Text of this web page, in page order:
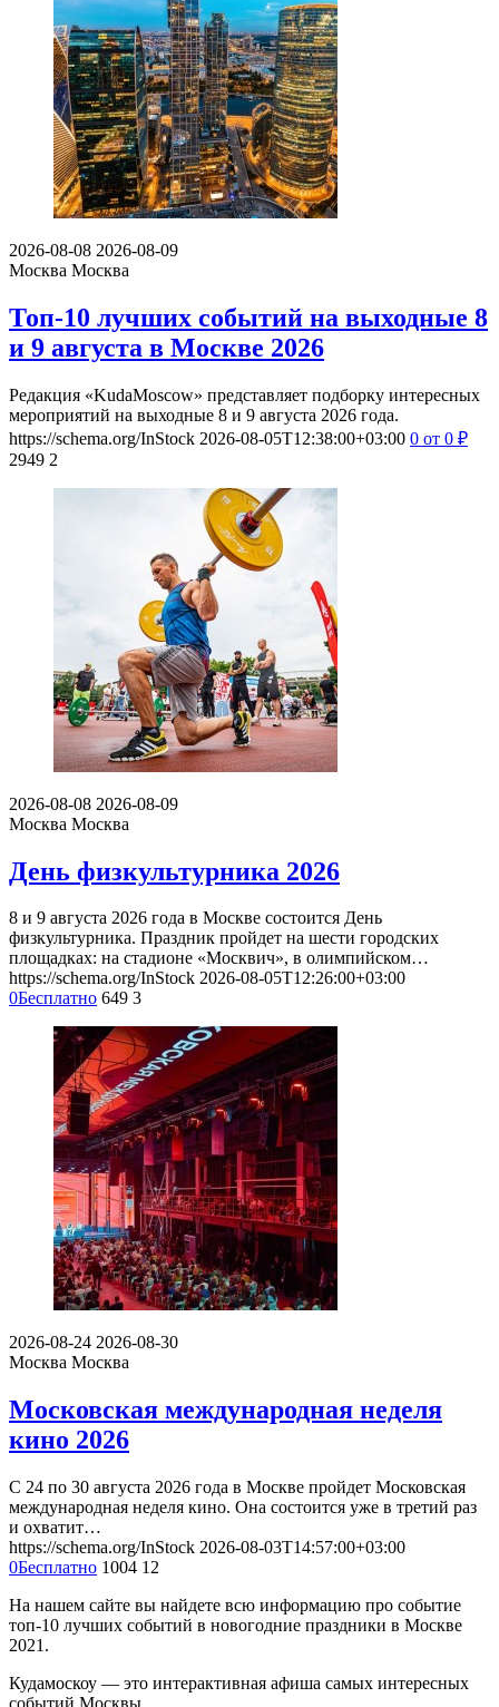
2026-08-08 2026-08-09
Москва Москва
Топ-10 лучших событий на выходные 8
и 9 августа в Москве 2026
Редакция «KudaMoscow» представляет подборку интересных
мероприятий на выходные 8 и 9 августа 2026 года.
https://schema.org/InStock 2026-08-05T12:38:00+03:00 0 от 0 ₽
2949 2
2026-08-08 2026-08-09
Москва Москва
День физкультурника 2026
8 и 9 августа 2026 года в Москве состоится День
физкультурника. Праздник пройдет на шести городских
площадках: на стадионе «Москвич», в олимпийском…
https://schema.org/InStock 2026-08-05T12:26:00+03:00
0Бесплатно 649 3
2026-08-24 2026-08-30
Москва Москва
Московская международная неделя
кино 2026
С 24 по 30 августа 2026 года в Москве пройдет Московская
международная неделя кино. Она состоится уже в третий раз
и охватит…
https://schema.org/InStock 2026-08-03T14:57:00+03:00
0Бесплатно 1004 12
На нашем сайте вы найдете всю информацию про событие
топ-10 лучших событий в новогодние праздники в Москве
2021.
Кудамоскоу — это интерактивная афиша самых интересных